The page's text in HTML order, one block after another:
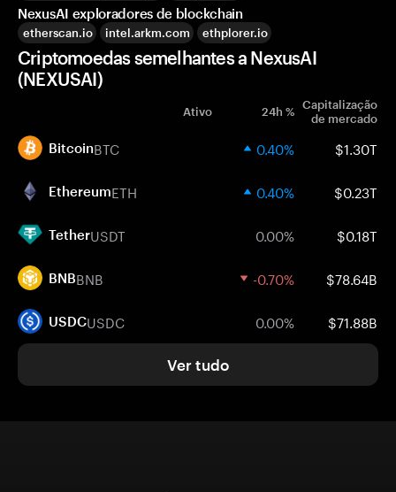
NexusAI exploradores de blockchain
etherscan.io intel.arkm.com ethplorer.io
Criptomoedas semelhantes a NexusAI
(NEXUSAI)
Ativo 24h % Capitalização
de mercado
BitcoinBTC 0.40% $1.30T
EthereumETH 0.40% $0.23T
TetherUSDT 0.00% $0.18T
BNBBNB -0.70% $78.64B
USDCUSDC 0.00% $71.88B
Ver tudo